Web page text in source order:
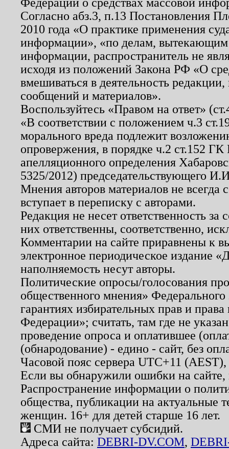
Согласно абз.3, п.13 Постановления
2010 года «О практике применения
информации», «по делам, вытекающим
информации, распространитель не
исходя из положений Закона РФ «О
вмешиваться в деятельность
сообщений и материалов».
Воспользуйтесь «Правом на ответ»
«В соответствии с положением ч.3
морального вреда подлежит
опровержения, в порядке ч.2 ст.152
апелляционного определения
5325/2012) председательствующего
Мнения авторов материалов не
вступает в переписку с авторами.
Редакция не несет ответственность
них ответственны, соответственно,
Комментарии на сайте приравнены к
электронное периодическое издание
наполняемость несут авторы.
Политические опросы/голосования
общественного мнения»
гарантиях избирательных прав и
Федерации»; считать, там где не
проведение опроса и оплатившее
(обнародование) - едино - сайт, без
Часовой пояс сервера UTC+11
Если вы обнаружили ошибки на
Распространение информации о
общества, публикации на актуальные
женщин. 16+ для детей старше 16 лет.
СМИ не получает субсидий.
Адреса сайта: DEBRI-DV.COM,